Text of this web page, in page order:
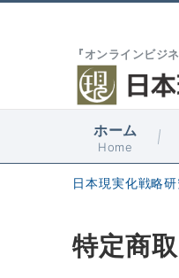
『オンラインビジ
ホーム
Home
日本現実化戦略
特定商